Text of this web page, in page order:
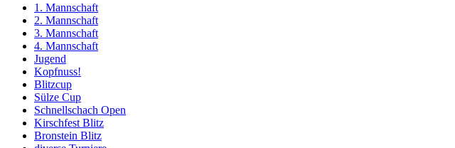
1. Mannschaft
2. Mannschaft
3. Mannschaft
4. Mannschaft
Jugend
Kopfnuss!
Blitzcup
Sülze Cup
Schnellschach Open
Kirschfest Blitz
Bronstein Blitz